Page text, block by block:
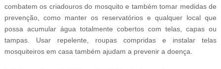
combatem os criadouros do mosquito e também tomar medidas de
prevenção, como manter os reservatórios e qualquer local que
possa acumular água totalmente cobertos com telas, capas ou
tampas. Usar repelente, roupas compridas e instalar telas
mosquiteiros em casa também ajudam a prevenir a doença.